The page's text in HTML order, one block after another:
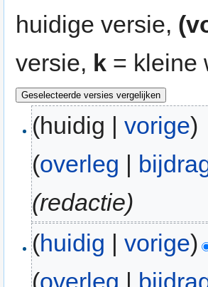
huidige versie,
versie, k = kleine
(huidig |vorige)
(overleg |
(redactie)
(huidig |vorige)